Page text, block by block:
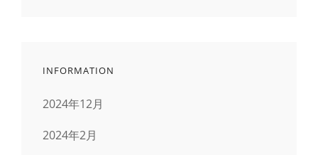
INFORMATION
2024年12月
2024年2月